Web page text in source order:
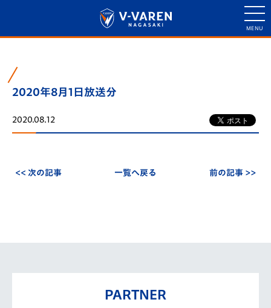
2020年8月1日放送分
2020.08.12
<< 次の記事 一覧へ戻る 前の記事 >>
PARTNER